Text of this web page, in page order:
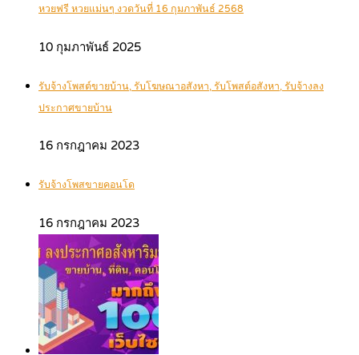
หวยฟรี หวยแม่นๆ งวดวันที่ 16 กุมภาพันธ์ 2568
10 กุมภาพันธ์ 2025
รับจ้างโพสต์ขายบ้าน, รับโฆษณาอสังหา, รับโพสต์อสังหา, รับจ้างลง
ประกาศขายบ้าน
16 กรกฎาคม 2023
รับจ้างโพสขายคอนโด
16 กรกฎาคม 2023